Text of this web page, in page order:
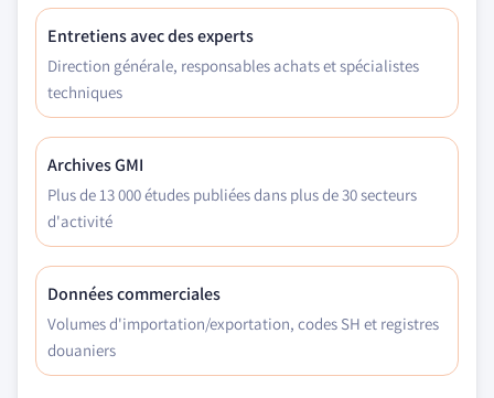
Entretiens avec des experts
Direction générale, responsables achats et spécialistes
techniques
Archives GMI
Plus de 13 000 études publiées dans plus de 30 secteurs
d'activité
Données commerciales
Volumes d'importation/exportation, codes SH et registres
douaniers